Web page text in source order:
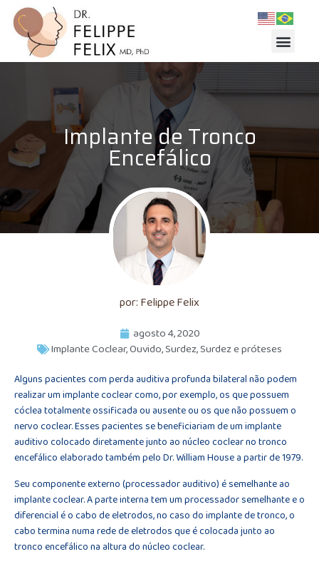
Implante de Tronco
Encefálico
por: Felippe Felix
agosto 4, 2020
Implante Coclear,Ouvido,Surdez,Surdez e próteses
Alguns pacientes com perda auditiva profunda bilateral não podem
realizar um implante coclear como, por exemplo, os que possuem
cóclea totalmente ossificada ou ausente ou os que não possuem o
nervo coclear. Esses pacientes se beneficiariam de um implante
auditivo colocado diretamente junto ao núcleo coclear no tronco
encefálico elaborado também pelo Dr. William House a partir de 1979.
Seu componente externo (processador auditivo) é semelhante ao
implante coclear. A parte interna tem um processador semelhante e o
diferencial é o cabo de eletrodos, no caso do implante de tronco, o
cabo termina numa rede de eletrodos que é colocada junto ao
tronco encefálico na altura do núcleo coclear.